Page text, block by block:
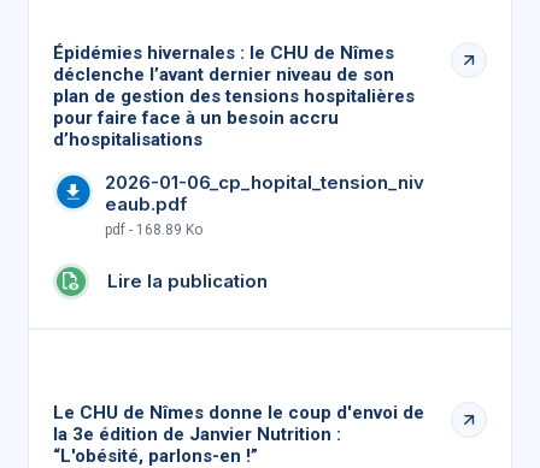
Épidémies hivernales : le CHU de Nîmes
déclenche l’avant dernier niveau de son
plan de gestion des tensions hospitalières
pour faire face à un besoin accru
d’hospitalisations
2026-01-06_cp_hopital_tension_niv
eaub.pdf
pdf - 168.89 Ko
Lire la publication
Le CHU de Nîmes donne le coup d'envoi de
la 3e édition de Janvier Nutrition :
“L'obésité, parlons-en !”